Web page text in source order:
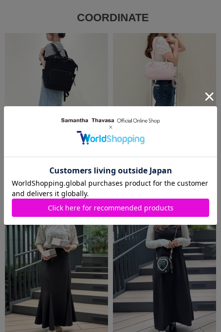
COORDINATE
2026.08.08
Samantha Thavasa
2026.08.07